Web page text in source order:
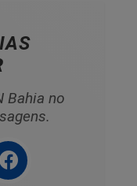
Bahia no